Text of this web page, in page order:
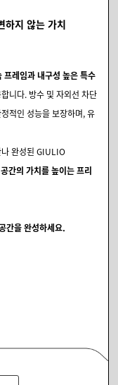
지 않는 가치
프레임과 내구성 높은 특수
니다. 방수 및 자외선 차단
적인 성능을 보장하며, 유
완성된 GIULIO
공간의 가치를 높이는 프리
간을 완성하세요.